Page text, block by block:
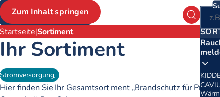
Zum Inhalt springen
Brotkrumen
Startseite Sortiment
Ihr Sortiment
Stromversorgung
Hier finden Sie Ihr Gesamtsortiment „Brandschutz für Privat